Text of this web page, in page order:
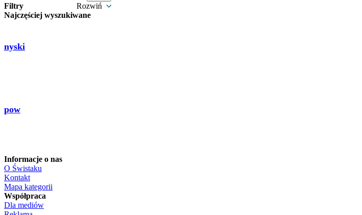
Filtry
Rozwiń
Najczęściej wyszukiwane
nyski
pow
Informacje o nas
O Świstaku
Kontakt
Mapa kategorii
Współpraca
Dla mediów